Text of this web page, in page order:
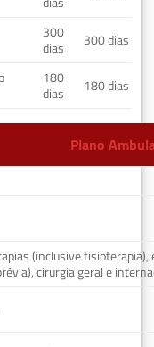
300
dias
300 dias
180
dias
180 dias
Plano
(inclusive fisioterapia),
cirurgia geral e